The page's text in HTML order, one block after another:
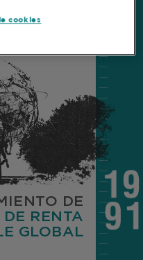
DE
DE RENTA
GLOBAL
cookies